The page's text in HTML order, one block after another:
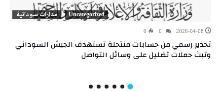
Uncategorized مدارات سودانية
2026-04-08
0
تحذير رسمي من حسابات منتحلة تستهدف الجيش السوداني
وتبث حملات تضليل على وسائل التواصل